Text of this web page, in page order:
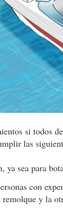
si todos
las
ya sea para
con
y la